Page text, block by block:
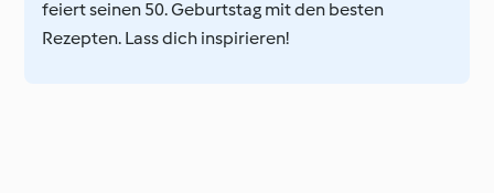
feiert seinen 50. Geburtstag mit den besten
Rezepten. Lass dich inspirieren!